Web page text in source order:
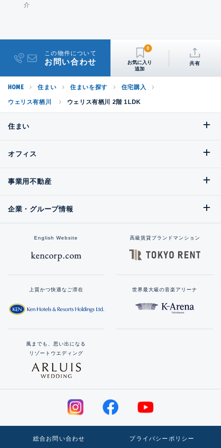
介
この物件について
お問い合わせ
0
共有
HOME 住まい 住まいを探す 住宅購入
ウェリス有栖川 ウェリス有栖川 2階 1LDK
住まい
オフィス
事業用不動産
企業・グループ情報
English Website 高級賃貸ブランドマンション
上質かつ快適なご滞在 世界最大級の音楽アリーナ
風までも、思い出になる
リゾートウエディング
総合お問い合わせ プライバシーポリシー